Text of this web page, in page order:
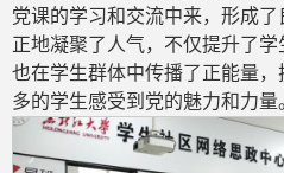
党课的学习和交流中来，形成
正地凝聚了人气，不仅提升了学
也在学生群体中传播了正能量
多的学生感受到党的魅力和力量